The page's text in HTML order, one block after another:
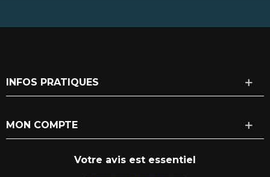
INFOS PRATIQUES
MON COMPTE
Votre avis est essentiel